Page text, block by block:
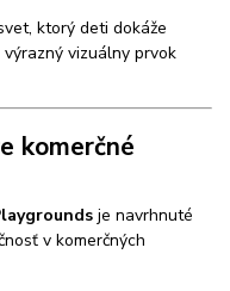
ktorý deti dokáže
vizuálny prvok
komerčné
je navrhnuté
v komerčných